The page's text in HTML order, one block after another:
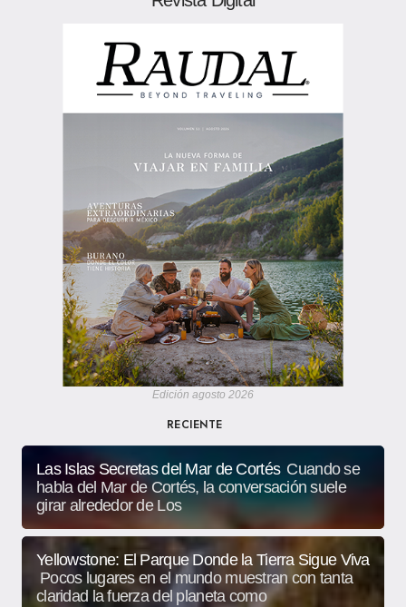
Edición agosto 2026
RECIENTE
Las Islas Secretas del Mar de Cortés Cuando se
habla del Mar de Cortés, la conversación suele
girar alrededor de Los
Yellowstone: El Parque Donde la Tierra Sigue Viva
Pocos lugares en el mundo muestran con tanta
claridad la fuerza del planeta como